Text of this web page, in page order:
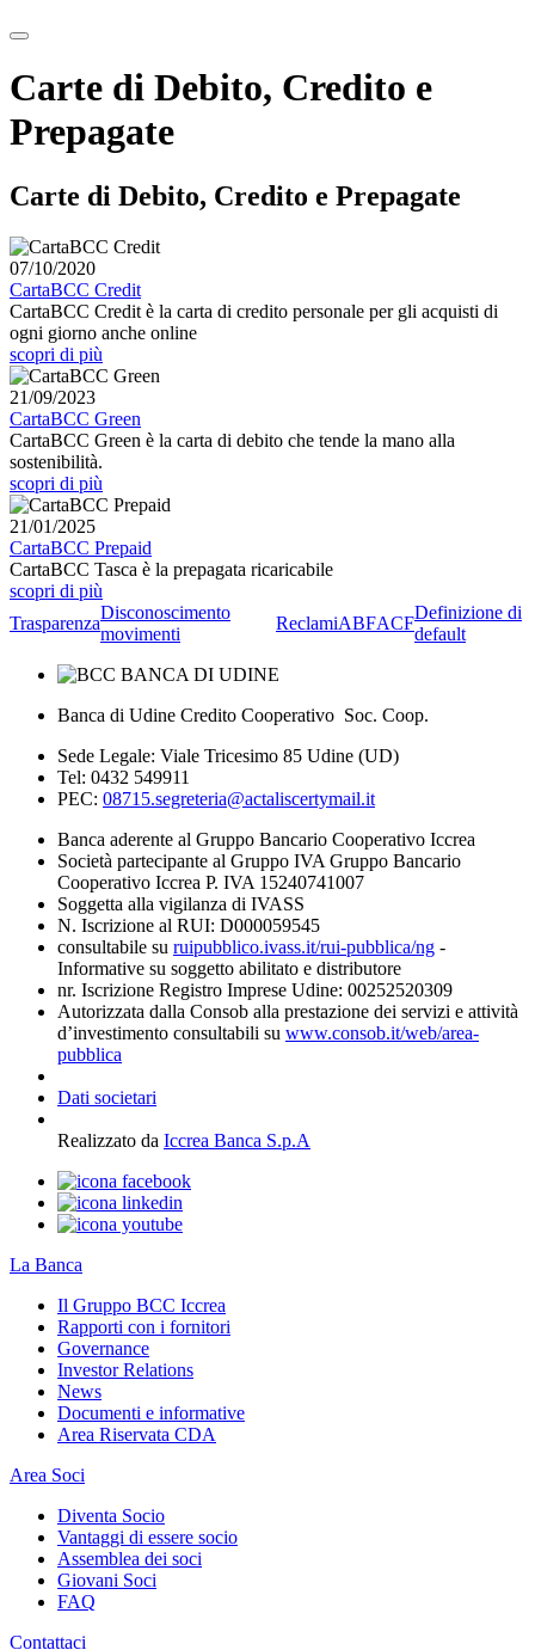
Carte di Debito, Credito e
Prepagate
Carte di Debito, Credito e Prepagate
07/10/2020
CartaBCC Credit
CartaBCC Credit è la carta di credito personale per gli acquisti di
ogni giorno anche online
scopri di più
21/09/2023
CartaBCC Green
CartaBCC Green è la carta di debito che tende la mano alla
sostenibilità.
scopri di più
21/01/2025
CartaBCC Prepaid
CartaBCC Tasca è la prepagata ricaricabile
scopri di più
Trasparenza
Disconoscimento
movimenti
ReclamiABFACF
Definizione di
default
Banca di Udine Credito Cooperativo Soc. Coop.
Sede Legale: Viale Tricesimo 85 Udine (UD)
Tel: 0432 549911
PEC: 08715.segreteria@actaliscertymail.it
Banca aderente al Gruppo Bancario Cooperativo Iccrea
Società partecipante al Gruppo IVA Gruppo Bancario
Cooperativo Iccrea P. IVA 15240741007
Soggetta alla vigilanza di IVASS
N. Iscrizione al RUI: D000059545
consultabile su ruipubblico.ivass.it/rui-pubblica/ng -
Informative su soggetto abilitato e distributore
nr. Iscrizione Registro Imprese Udine: 00252520309
Autorizzata dalla Consob alla prestazione dei servizi e attività
d’investimento consultabili su www.consob.it/web/area-
pubblica
Dati societari
Realizzato da Iccrea Banca S.p.A
La Banca
Il Gruppo BCC Iccrea
Rapporti con i fornitori
Governance
Investor Relations
News
Documenti e informative
Area Riservata CDA
Area Soci
Diventa Socio
Vantaggi di essere socio
Assemblea dei soci
Giovani Soci
FAQ
Contattaci